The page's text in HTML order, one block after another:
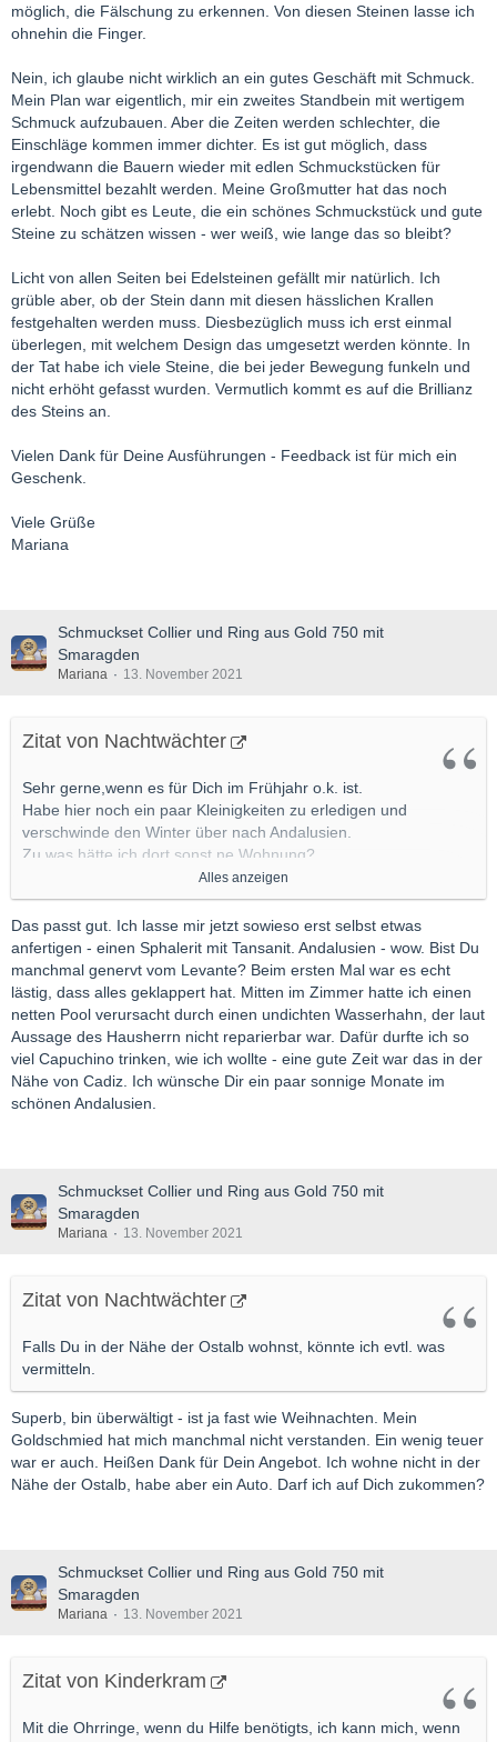
möglich, die Fälschung zu erkennen. Von diesen Steinen lasse ich
ohnehin die Finger.
Nein, ich glaube nicht wirklich an ein gutes Geschäft mit Schmuck.
Mein Plan war eigentlich, mir ein zweites Standbein mit wertigem
Schmuck aufzubauen. Aber die Zeiten werden schlechter, die
Einschläge kommen immer dichter. Es ist gut möglich, dass
irgendwann die Bauern wieder mit edlen Schmuckstücken für
Lebensmittel bezahlt werden. Meine Großmutter hat das noch
erlebt. Noch gibt es Leute, die ein schönes Schmuckstück und gute
Steine zu schätzen wissen - wer weiß, wie lange das so bleibt?
Licht von allen Seiten bei Edelsteinen gefällt mir natürlich. Ich
grüble aber, ob der Stein dann mit diesen hässlichen Krallen
festgehalten werden muss. Diesbezüglich muss ich erst einmal
überlegen, mit welchem Design das umgesetzt werden könnte. In
der Tat habe ich viele Steine, die bei jeder Bewegung funkeln und
nicht erhöht gefasst wurden. Vermutlich kommt es auf die Brillianz
des Steins an.
Vielen Dank für Deine Ausführungen - Feedback ist für mich ein
Geschenk.
Viele Grüße
Mariana
Schmuckset Collier und Ring aus Gold 750 mit
Smaragden
Mariana 13. November 2021
Zitat von Nachtwächter
Sehr gerne,wenn es für Dich im Frühjahr o.k. ist.
Habe hier noch ein paar Kleinigkeiten zu erledigen und
verschwinde den Winter über nach Andalusien.
Zu was hätte ich dort sonst ne Wohnung?
Habe echt keinen Bock zum Schneeschippen.
Gerne PN erwünscht.
Gruß
Nachtwächter
Alles anzeigen
Das passt gut. Ich lasse mir jetzt sowieso erst selbst etwas
anfertigen - einen Sphalerit mit Tansanit. Andalusien - wow. Bist Du
manchmal genervt vom Levante? Beim ersten Mal war es echt
lästig, dass alles geklappert hat. Mitten im Zimmer hatte ich einen
netten Pool verursacht durch einen undichten Wasserhahn, der laut
Aussage des Hausherrn nicht reparierbar war. Dafür durfte ich so
viel Capuchino trinken, wie ich wollte - eine gute Zeit war das in der
Nähe von Cadiz. Ich wünsche Dir ein paar sonnige Monate im
schönen Andalusien.
Schmuckset Collier und Ring aus Gold 750 mit
Smaragden
Mariana 13. November 2021
Zitat von Nachtwächter
Falls Du in der Nähe der Ostalb wohnst, könnte ich evtl. was
vermitteln.
Superb, bin überwältigt - ist ja fast wie Weihnachten. Mein
Goldschmied hat mich manchmal nicht verstanden. Ein wenig teuer
war er auch. Heißen Dank für Dein Angebot. Ich wohne nicht in der
Nähe der Ostalb, habe aber ein Auto. Darf ich auf Dich zukommen?
Schmuckset Collier und Ring aus Gold 750 mit
Smaragden
Mariana 13. November 2021
Zitat von Kinderkram
Mit die Ohrringe, wenn du Hilfe benötigts, ich kann mich, wenn